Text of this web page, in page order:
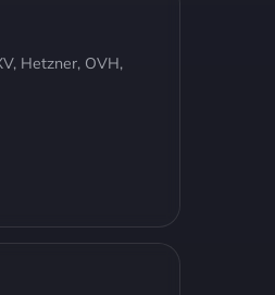
Hetzner, OVH,